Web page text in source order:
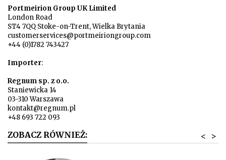
Portmeirion Group UK Limited
London Road
ST4 7QQ Stoke-on-Trent, Wielka Brytania
customerservices@portmeiriongroup.com
+44 (0)1782 743427
Importer:
Regnum sp. z o.o.
Staniewicka 14
03-310 Warszawa
kontakt@regnum.pl
+48 693 722 093
ZOBACZ RÓWNIEŻ: >
<